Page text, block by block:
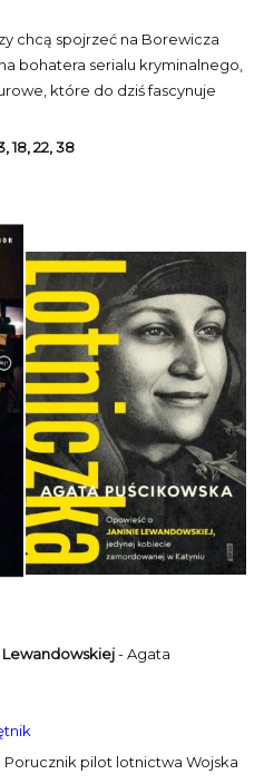
chcą spojrzeć na Borewicza
bohatera serialu kryminalnego,
które do dziś fascynuje
18, 22, 38
- Agata
pilot lotnictwa Wojska